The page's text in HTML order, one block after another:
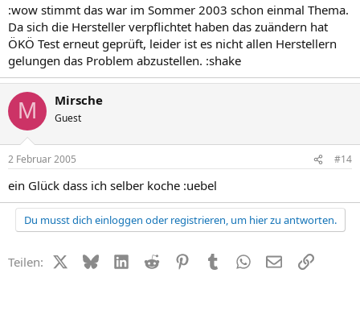
:wow stimmt das war im Sommer 2003 schon einmal Thema.
Da sich die Hersteller verpflichtet haben das zuändern hat
ÖKÖ Test erneut geprüft, leider ist es nicht allen Herstellern
gelungen das Problem abzustellen. :shake
M Mirsche
Guest
2 Februar 2005 #14
ein Glück dass ich selber koche :uebel
Du musst dich einloggen oder registrieren, um hier zu antworten.
Teilen: X (Twitter)
BlueskyLinkedIn
Reddit PinterestTumblr WhatsApp
E-MailLink